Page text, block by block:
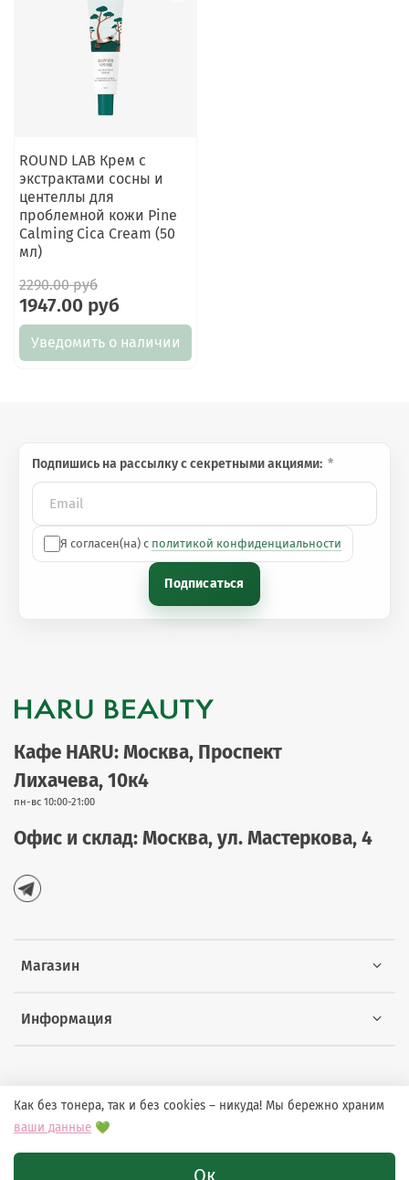
ROUND LAB Крем с
экстрактами сосны и
центеллы для
проблемной кожи Pine
Calming Cica Cream (50
мл)
2290.00 руб
1947.00 руб
Уведомить о наличии
Подпишись на рассылку с секретными акциями:
Я согласен(на) с политикой конфиденциальности
Подписаться
Магазин
Информация
Кафе HARU: Москва, Проспект
Лихачева, 10к4
пн-вс 10:00-21:00
Офис и склад: Москва, ул. Мастеркова, 4
© 2026 Любое использование контента без письменного
Как без тонера, так и без cookies – никуда! Мы бережно храним
ваши данные 💚
Ок